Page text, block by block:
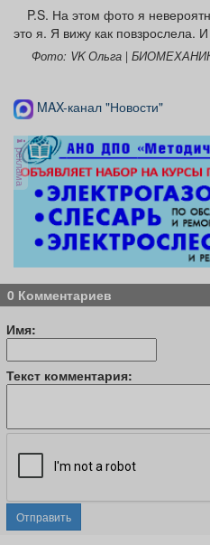
P.S. На этом фото я
это я. Я вижу как повзрослела.
Фото: VK Ольга |
MAX-канал "Новости"
реклама
0 Комментариев
Имя:
Текст комментария:
Отправить